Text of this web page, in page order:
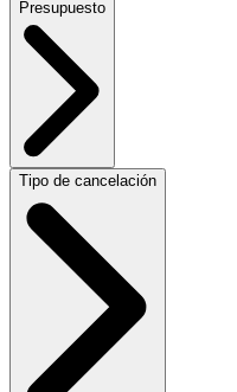
Presupuesto
Tipo de cancelación